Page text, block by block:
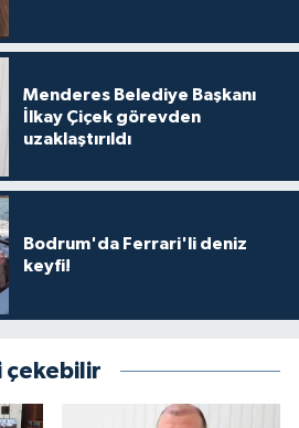
Menderes Belediye Başkanı
İlkay Çiçek görevden
uzaklaştırıldı
Bodrum'da Ferrari'li deniz
keyfi!
çekebilir